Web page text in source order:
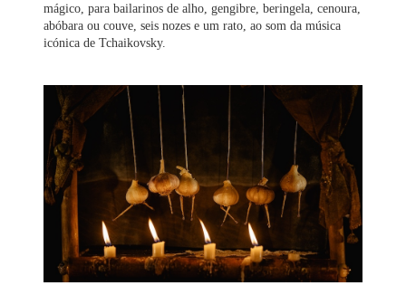
mágico, para bailarinos de alho, gengibre, beringela, cenoura,
abóbara ou couve, seis nozes e um rato, ao som da música
icónica de Tchaikovsky.